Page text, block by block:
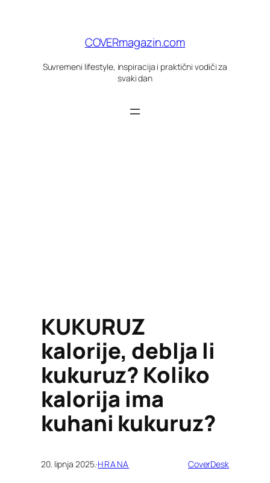
COVERmagazin.com
Suvremeni lifestyle, inspiracija i praktični vodiči za
svaki dan
KUKURUZ
kalorije, deblja li
kukuruz? Koliko
kalorija ima
kuhani kukuruz?
20. lipnja 2025.·HRANA CoverDesk